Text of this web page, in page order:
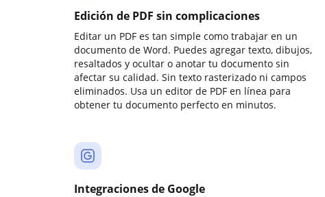
Edición de PDF sin complicaciones
Editar un PDF es tan simple como trabajar en un
documento de Word. Puedes agregar texto, dibujos,
resaltados y ocultar o anotar tu documento sin
afectar su calidad. Sin texto rasterizado ni campos
eliminados. Usa un editor de PDF en línea para
obtener tu documento perfecto en minutos.
Integraciones de Google